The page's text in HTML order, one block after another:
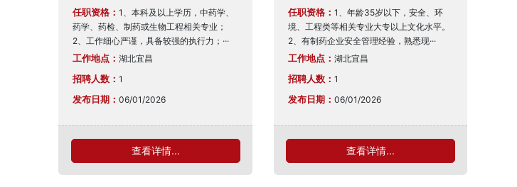
任职资格： 1、本科及以上学历，中药学、
药学、药检、制药或生物工程相关专业；
2、工作细心严谨，具备较强的执行力；···
工作地点： 湖北宜昌
招聘人数： 1
发布日期： 06/01/2026
查看详情...
任职资格： 1、年龄35岁以下，安全、环
境、工程类等相关专业大专以上文化水平。
2、有制药企业安全管理经验，熟悉现···
工作地点： 湖北宜昌
招聘人数： 1
发布日期： 06/01/2026
查看详情...